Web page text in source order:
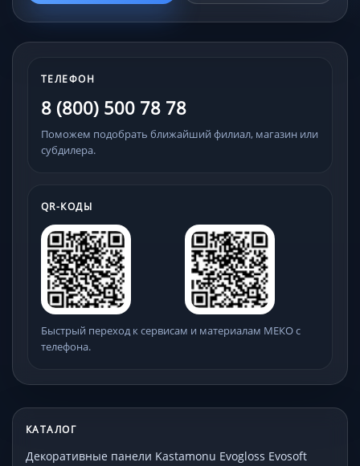
ТЕЛЕФОН
8 (800) 500 78 78
Поможем подобрать ближайший филиал, магазин или
субдилера.
QR-КОДЫ
Быстрый переход к сервисам и материалам МЕКО с
телефона.
КАТАЛОГ
Декоративные панели Kastamonu Evogloss Evosoft